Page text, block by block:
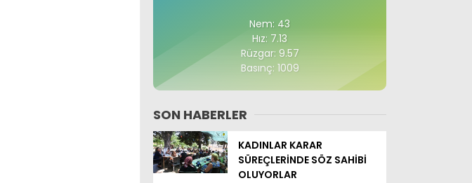
Nem: 43
Hız: 7.13
Rüzgar: 9.57
Basınç: 1009
SON HABERLER
KADINLAR KARAR
SÜREÇLERİNDE SÖZ SAHİBİ
OLUYORLAR